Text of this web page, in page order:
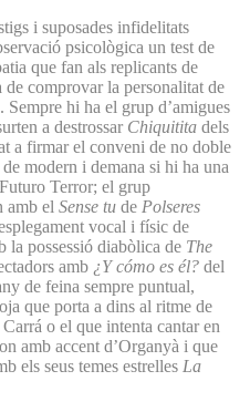
i suposades infidelitats
psicològica un test de
que fan als replicants de
comprovar la personalitat de
hi ha el grup d’amigues
a destrossar Chiquitita dels
a firmar el conveni de no doble
modern i demana si hi ha una
Terror; el grup
amb el Sense tu de Polseres
vocal i físic de
la possessió diabòlica de The
amb ¿Y cómo es él? del
de feina sempre puntual,
que porta a dins al ritme de
o el que intenta cantar en
amb accent d’Organyà i que
els seus temes estrelles La